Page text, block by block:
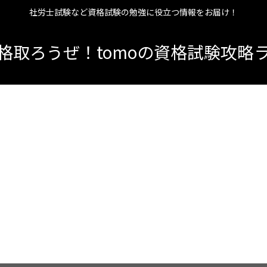
社労士試験など資格試験の勉強に役立つ情報をお届け！
取ろうぜ！tomoの資格試験攻略